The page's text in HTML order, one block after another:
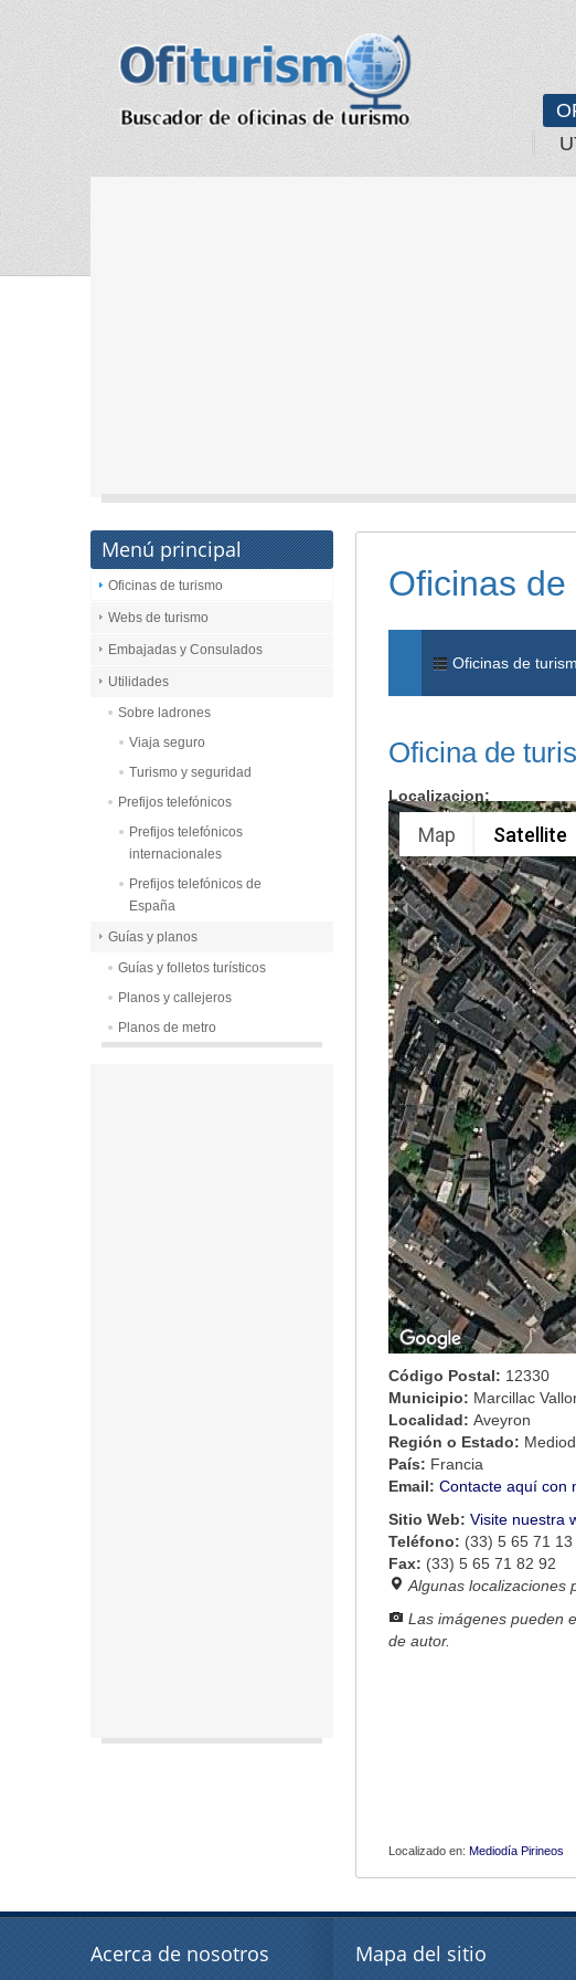
Oficinas
Oficinas de
Oficina de
Localizacion:
Map Satellite
Código Postal: 12330
Municipio: Marcillac
Localidad: Aveyron
Región o Estado:
País: Francia
Email: Contacte aquí con
Sitio Web: Visite nuestra
Teléfono: (33) 5 65 71 13
Fax: (33) 5 65 71 82 92
Algunas localizaciones
Las imágenes pueden
de autor.
Localizado en: Mediodía Pirineos
Menú principal
Oficinas de turismo
Webs de turismo
Embajadas y Consulados
Utilidades
Sobre ladrones
Viaja seguro
Turismo y seguridad
Prefijos telefónicos
Prefijos telefónicos
internacionales
Prefijos telefónicos de
España
Guías y planos
Guías y folletos turísticos
Planos y callejeros
Planos de metro
Acerca de nosotros Mapa del sitio